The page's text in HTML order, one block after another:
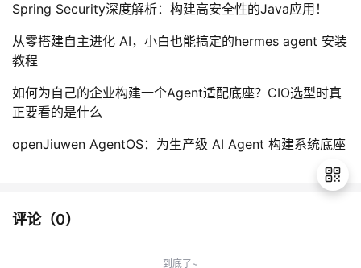
Spring Security深度解析：构建高安全性的Java应用！
从零搭建自主进化 AI，小白也能搞定的hermes agent 安装
教程
如何为自己的企业构建一个Agent适配底座？CIO选型时真
正要看的是什么
openJiuwen AgentOS：为生产级 AI Agent 构建系统底座
评论（0）
到底了~